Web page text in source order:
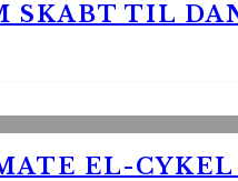
SKABT TIL
EL-